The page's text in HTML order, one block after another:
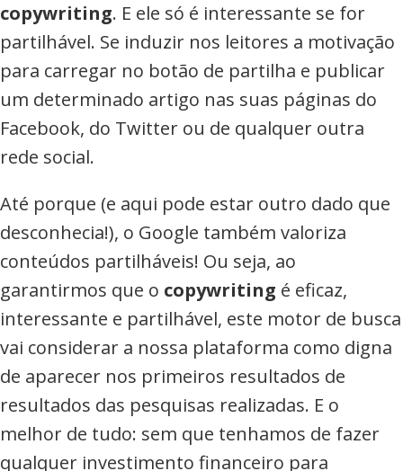
copywriting. E ele só é interessante se for
partilhável. Se induzir nos leitores a motivação
para carregar no botão de partilha e publicar
um determinado artigo nas suas páginas do
Facebook, do Twitter ou de qualquer outra
rede social.
Até porque (e aqui pode estar outro dado que
desconhecia!), o Google também valoriza
conteúdos partilháveis! Ou seja, ao
garantirmos que o copywriting é eficaz,
interessante e partilhável, este motor de busca
vai considerar a nossa plataforma como digna
de aparecer nos primeiros resultados de
resultados das pesquisas realizadas. E o
melhor de tudo: sem que tenhamos de fazer
qualquer investimento financeiro para